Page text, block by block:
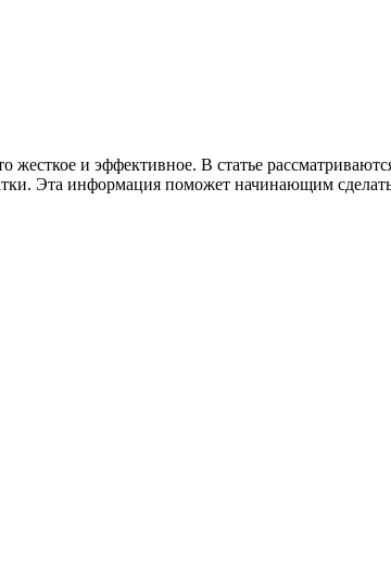
и эффективное. В статье
Эта информация поможет начинающим